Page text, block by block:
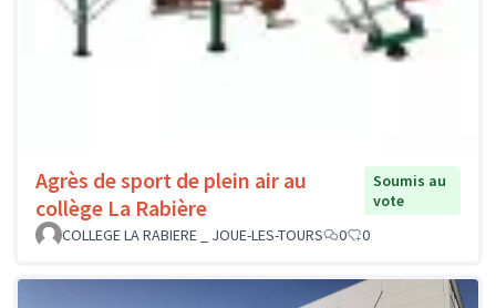
Agrès de sport de plein air au
collège La Rabière
Soumis au
vote
COLLEGE LA RABIERE _ JOUE-LES-TOURS
0 0